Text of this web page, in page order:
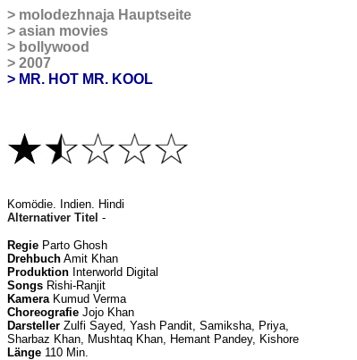
> molodezhnaja Hauptseite
> asian movies
> bollywood
> 2007
> MR. HOT MR. KOOL
Komödie. Indien. Hindi
Alternativer Titel -
Regie Parto Ghosh
Drehbuch Amit Khan
Produktion Interworld Digital
Songs Rishi-Ranjit
KameraKumud Verma
Choreografie Jojo Khan
Darsteller Zulfi Sayed, Yash Pandit, Samiksha, Priya,
Sharbaz Khan, Mushtaq Khan, Hemant Pandey, Kishore
Länge 110 Min.